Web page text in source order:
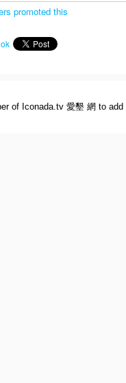
promoted this
of Iconada.tv 愛墾 網 to